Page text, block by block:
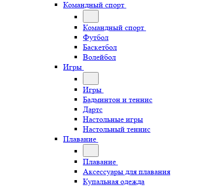
Командный спорт
Командный спорт
Футбол
Баскетбол
Волейбол
Игры
Игры
Бадминтон и теннис
Дартс
Настольные игры
Настольный теннис
Плавание
Плавание
Аксессуары для плавания
Купальная одежда